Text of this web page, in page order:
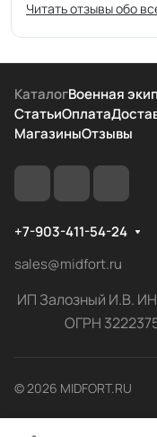
Читать отзывы обо
КаталогВоенная
СтатьиОплата
МагазиныОтзывы
+7-903-411-54-24
sales@midfort.ru
ИП Залозный И.В.
ОГРН
© 2026 MIDFORT.RU